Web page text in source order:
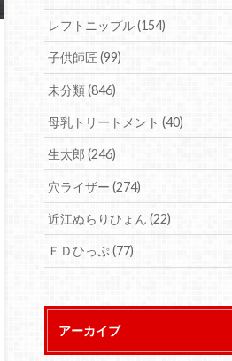
レフトニップル(154)
子供師匠(99)
未分類(846)
母乳トリートメント(40)
生太郎(246)
穴ライザー(274)
近江ぬらりひょん(22)
ＥＤひっぷ(77)
アーカイブ